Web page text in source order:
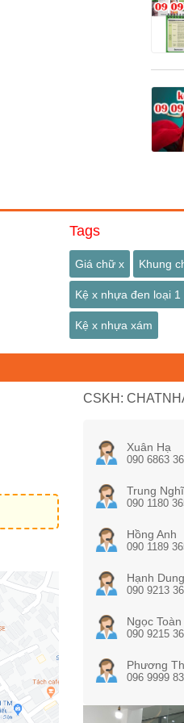
Tags
Giá chữ x Khung
Kệ x nhựa đen loại 1
Kệ x nhựa xám
CSKH:
Xuân Hạ
090 6863
Trung
090 1180
Hồng Anh
090 1189
Hạnh Dung
090 9213
Ngọc Toàn
090 9215
Phương
096 9999